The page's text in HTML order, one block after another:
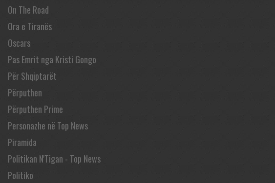
On The Road
Ora e Tiranës
Oscars
Pas Emrit nga Kristi Gongo
Për Shqiptarët
Përputhen
Përputhen Prime
Personazhe në Top News
Piramida
Politikan N'Tigan - Top News
Politiko